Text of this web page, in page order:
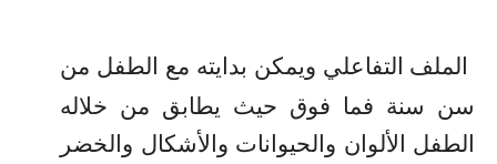
الملف التفاعلي ويمكن بدايته مع الطفل من
سن سنة فما فوق حيث يطابق من خلاله
الطفل الألوان والحيوانات والأشكال والخضر